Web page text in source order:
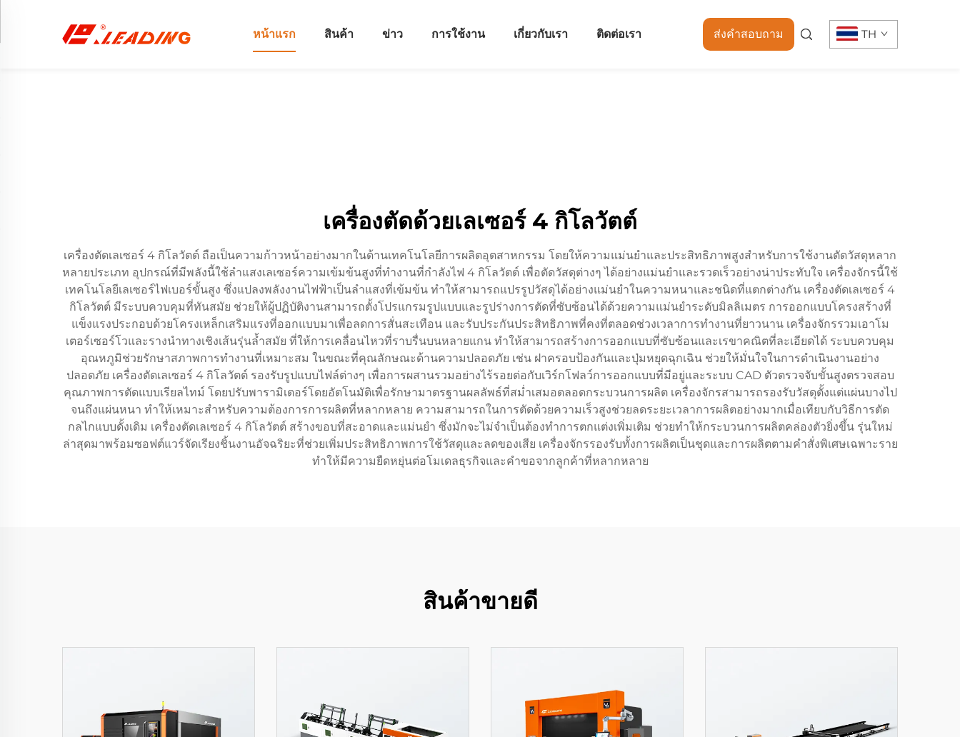
หน้าแรก สินค้า ข่าว การใช้งาน เกี่ยวกับเรา ติดต่อเรา ส่งคำสอบถาม TH
เครื่องตัดด้วยเลเซอร์ 4 กิโลวัตต์
เครื่องตัดเลเซอร์ 4 กิโลวัตต์ ถือเป็นความก้าวหน้าอย่างมากในด้านเทคโนโลยีการผลิตอุตสาหกรรม โดยให้ความแม่นยำและประสิทธิภาพสูงสำหรับการใช้งานตัดวัสดุหลาก
หลายประเภท อุปกรณ์ที่มีพลังนี้ใช้ลำแสงเลเซอร์ความเข้มข้นสูงที่ทำงานที่กำลังไฟ 4 กิโลวัตต์ เพื่อตัดวัสดุต่างๆ ได้อย่างแม่นยำและรวดเร็วอย่างน่าประทับใจ เครื่องจักรนี้ใช้
เทคโนโลยีเลเซอร์ไฟเบอร์ขั้นสูง ซึ่งแปลงพลังงานไฟฟ้าเป็นลำแสงที่เข้มข้น ทำให้สามารถแปรรูปวัสดุได้อย่างแม่นยำในความหนาและชนิดที่แตกต่างกัน เครื่องตัดเลเซอร์ 4
กิโลวัตต์ มีระบบควบคุมที่ทันสมัย ช่วยให้ผู้ปฏิบัติงานสามารถตั้งโปรแกรมรูปแบบและรูปร่างการตัดที่ซับซ้อนได้ด้วยความแม่นยำระดับมิลลิเมตร การออกแบบโครงสร้างที่
แข็งแรงประกอบด้วยโครงเหล็กเสริมแรงที่ออกแบบมาเพื่อลดการสั่นสะเทือน และรับประกันประสิทธิภาพที่คงที่ตลอดช่วงเวลาการทำงานที่ยาวนาน เครื่องจักรรวมเอาโม
เตอร์เซอร์โวและรางนำทางเชิงเส้นรุ่นล้ำสมัย ที่ให้การเคลื่อนไหวที่ราบรื่นบนหลายแกน ทำให้สามารถสร้างการออกแบบที่ซับซ้อนและเรขาคณิตที่ละเอียดได้ ระบบควบคุม
อุณหภูมิช่วยรักษาสภาพการทำงานที่เหมาะสม ในขณะที่คุณลักษณะด้านความปลอดภัย เช่น ฝาครอบป้องกันและปุ่มหยุดฉุกเฉิน ช่วยให้มั่นใจในการดำเนินงานอย่าง
ปลอดภัย เครื่องตัดเลเซอร์ 4 กิโลวัตต์ รองรับรูปแบบไฟล์ต่างๆ เพื่อการผสานรวมอย่างไร้รอยต่อกับเวิร์กโฟลว์การออกแบบที่มีอยู่และระบบ CAD ตัวตรวจจับขั้นสูงตรวจสอบ
คุณภาพการตัดแบบเรียลไทม์ โดยปรับพารามิเตอร์โดยอัตโนมัติเพื่อรักษามาตรฐานผลลัพธ์ที่สม่ำเสมอตลอดกระบวนการผลิต เครื่องจักรสามารถรองรับวัสดุตั้งแต่แผ่นบางไป
จนถึงแผ่นหนา ทำให้เหมาะสำหรับความต้องการการผลิตที่หลากหลาย ความสามารถในการตัดด้วยความเร็วสูงช่วยลดระยะเวลาการผลิตอย่างมากเมื่อเทียบกับวิธีการตัด
กลไกแบบดั้งเดิม เครื่องตัดเลเซอร์ 4 กิโลวัตต์ สร้างขอบที่สะอาดและแม่นยำ ซึ่งมักจะไม่จำเป็นต้องทำการตกแต่งเพิ่มเติม ช่วยทำให้กระบวนการผลิตคล่องตัวยิ่งขึ้น รุ่นใหม่
ล่าสุดมาพร้อมซอฟต์แวร์จัดเรียงชิ้นงานอัจฉริยะที่ช่วยเพิ่มประสิทธิภาพการใช้วัสดุและลดของเสีย เครื่องจักรรองรับทั้งการผลิตเป็นชุดและการผลิตตามคำสั่งพิเศษเฉพาะราย
ทำให้มีความยืดหยุ่นต่อโมเดลธุรกิจและคำขอจากลูกค้าที่หลากหลาย
สินค้าขายดี